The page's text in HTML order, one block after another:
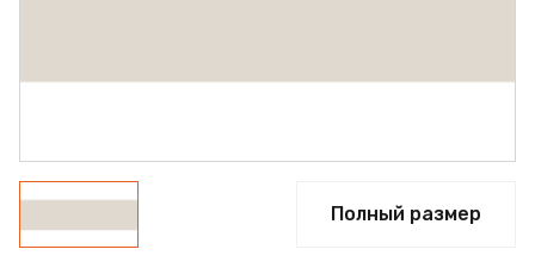
Полный размер